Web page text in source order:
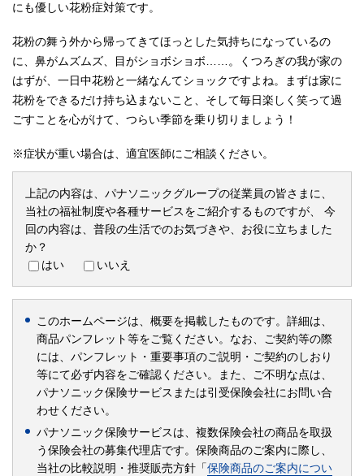
にも優しい花粉症対策です。
花粉の舞う外から帰ってきてほっとした気持ちになっているの
に、鼻がムズムズ、目がショボショボ……。くつろぎの我が家の
はずが、一日中花粉と一緒なんてショックですよね。まずは家に
花粉をできるだけ持ち込まないこと、そして毎日楽しく笑って過
ごすことを心がけて、つらい季節を乗り切りましょう！
※症状が重い場合は、適宜医師にご相談ください。
上記の内容は、パナソニックグループの従業員の皆さまに、
当社の福祉制度や各種サービスをご紹介するものですが、
今
回の内容は、普段の生活でのお気づきや、お役に立ちました
か？
はい
いいえ
このホームページは、概要を掲載したものです。詳細は、
商品パンフレット等をご覧ください。なお、ご契約等の際
には、パンフレット・重要事項のご説明・ご契約のしおり
等にて必ず内容をご確認ください。また、ご不明な点は、
パナソニック保険サービスまたは引受保険会社にお問い合
わせください。
パナソニック保険サービスは、複数保険会社の商品を取扱
う保険会社の募集代理店です。保険商品のご案内に際し、
当社の比較説明・推奨販売方針「保険商品のご案内につい